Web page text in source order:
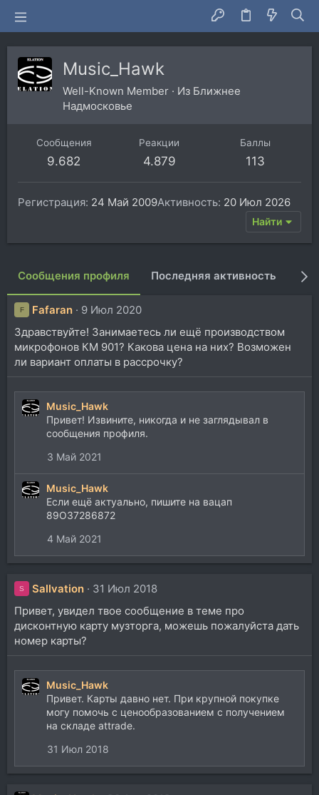
Music_Hawk
Well-Known Member · Из Ближнее
Надмосковье
Сообщения
9.682
Реакции
4.879
Баллы
113
Регистрация 24 Май 2009Активность 20 Июл 2026
Найти
Сообщения профиля Последняя активность
F Fafaran
9 Июл 2020
Здравствуйте! Занимаетесь ли ещё производством
микрофонов КМ 901? Какова цена на них? Возможен
ли вариант оплаты в рассрочку?
Music_Hawk
Привет! Извините, никогда и не заглядывал в
сообщения профиля.
3 Май 2021
Music_Hawk
Если ещё актуально, пишите на вацап
89О37286872
4 Май 2021
S Sallvation
31 Июл 2018
Привет, увидел твое сообщение в теме про
дисконтную карту музторга, можешь пожалуйста дать
номер карты?
Music_Hawk
Привет. Карты давно нет. При крупной покупке
могу помочь с ценообразованием с получением
на складе attrade.
31 Июл 2018